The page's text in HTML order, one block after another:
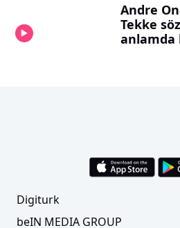
Andre
Tekke
anlamda
Digiturk
beIN MEDIA GROUP